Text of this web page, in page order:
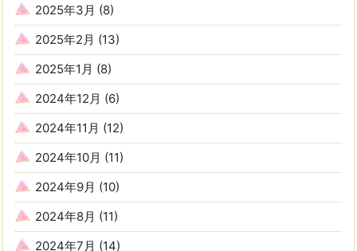
2025年3月 (8)
2025年2月 (13)
2025年1月 (8)
2024年12月 (6)
2024年11月 (12)
2024年10月 (11)
2024年9月 (10)
2024年8月 (11)
2024年7月 (14)